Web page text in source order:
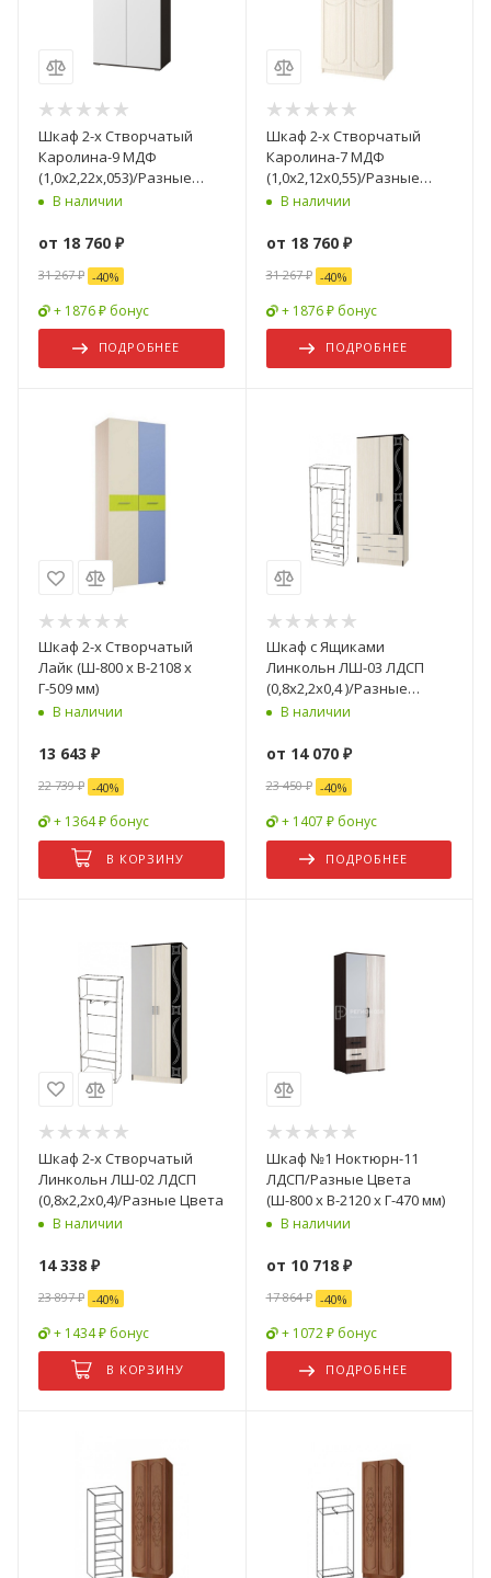
Шкаф 2-х Створчатый
Каролина-9 МДФ
(1,0х2,22х,053)/Разные
Цвета
В наличии
от 18 760 ₽
31 267 ₽ -40%
+ 1876 ₽ бонус
ПОДРОБНЕЕ
Шкаф 2-х Створчатый
Каролина-7 МДФ
(1,0х2,12х0,55)/Разные
Цвета
В наличии
от 18 760 ₽
31 267 ₽ -40%
+ 1876 ₽ бонус
ПОДРОБНЕЕ
Шкаф 2-х Створчатый
Лайк (Ш-800 х В-2108 х
Г-509 мм)
В наличии
13 643 ₽
22 739₽ -40%
+ 1364 ₽ бонус
В КОРЗИНУ
Шкаф с Ящиками
Линкольн ЛШ-03 ЛДСП
(0,8х2,2х0,4 )/Разные
Цвета
В наличии
от 14 070 ₽
23 450 ₽ -40%
+ 1407 ₽ бонус
ПОДРОБНЕЕ
Шкаф 2-х Створчатый
Линкольн ЛШ-02 ЛДСП
(0,8х2,2х0,4)/Разные Цвета
В наличии
14 338 ₽
23 897₽ -40%
+ 1434 ₽ бонус
В КОРЗИНУ
Шкаф №1 Ноктюрн-11
ЛДСП/Разные Цвета
(Ш-800 х В-2120 х Г-470 мм)
В наличии
от 10 718 ₽
17 864 ₽ -40%
+ 1072 ₽ бонус
ПОДРОБНЕЕ